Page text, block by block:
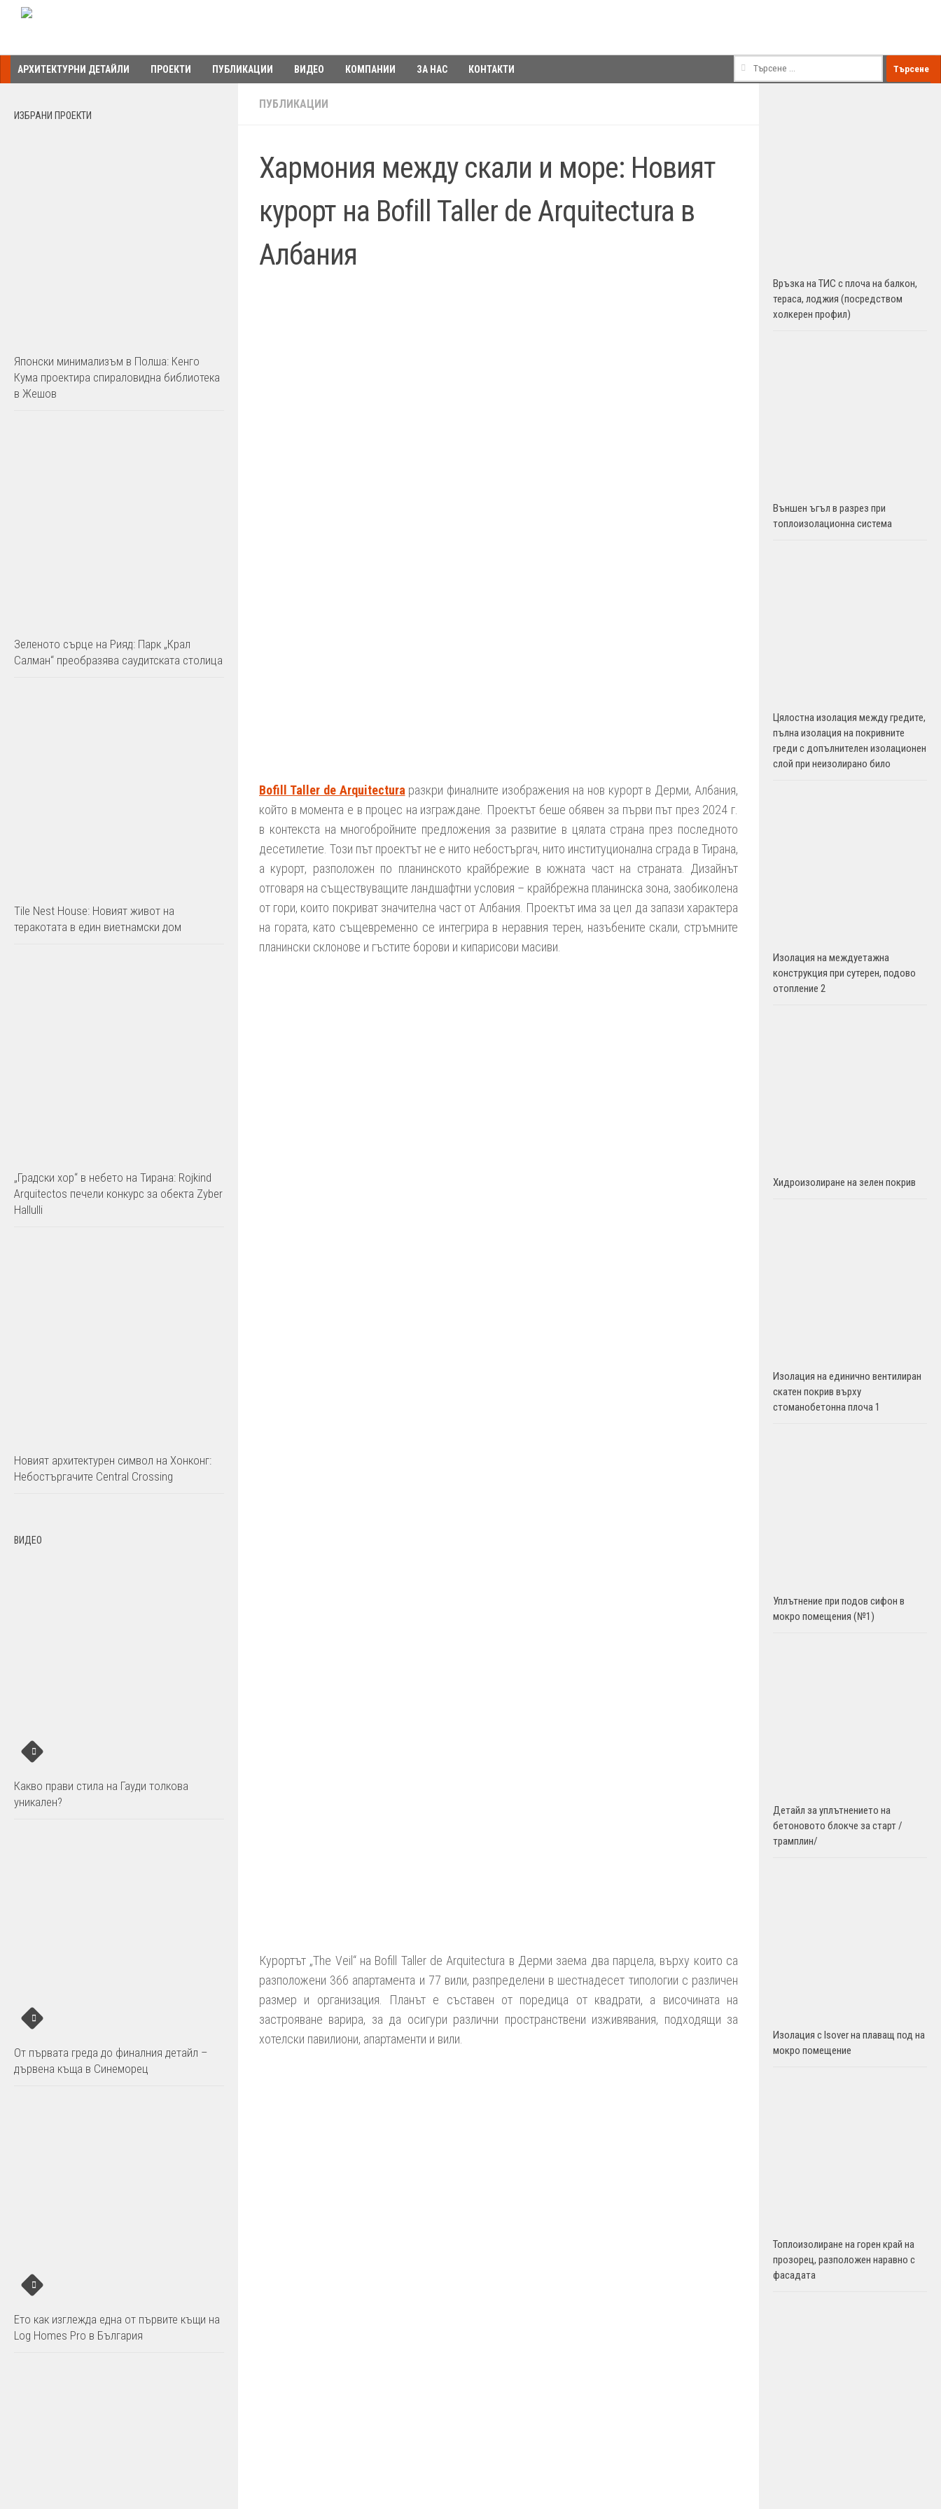
Към съдържанието
АРХИТЕКТУРНИ ДЕТАЙЛИ ПРОЕКТИ ПУБЛИКАЦИИ ВИДЕО КОМПАНИИ ЗА НАС КОНТАКТИ
Търсене
за:
ПУБЛИКАЦИИ
Хармония между скали и море: Новият
курорт на Bofill Taller de Arquitectura в
Албания
Bofill Taller de Arquitectura разкри финалните изображения на нов курорт в Дерми, Албания,
който в момента е в процес на изграждане. Проектът беше обявен за първи път през 2024 г.
в контекста на многобройните предложения за развитие в цялата страна през последното
десетилетие. Този път проектът не е нито небостъргач, нито институционална сграда в Тирана,
а курорт, разположен по планинското крайбрежие в южната част на страната. Дизайнът
отговаря на съществуващите ландшафтни условия – крайбрежна планинска зона, заобиколена
от гори, които покриват значителна част от Албания. Проектът има за цел да запази характера
на гората, като същевременно се интегрира в неравния терен, назъбените скали, стръмните
планински склонове и гъстите борови и кипарисови масиви.
Курортът „The Veil“на Bofill Taller de Arquitectura в Дерми заема два парцела, върху които са
разположени 366 апартамента и 77 вили, разпределени в шестнадесет типологии с различен
размер и организация. Планът е съставен от поредица от квадрати, а височината на
застрояване варира, за да осигури различни пространствени изживявания, подходящи за
хотелски павилиони, апартаменти и вили.
ИЗБРАНИ ПРОЕКТИ
Японски минимализъм в Полша: Кенго
Кума проектира спираловидна библиотека
в Жешов
Зеленото сърце на Рияд: Парк „Крал
Салман“ преобразява саудитската столица
Tile Nest House: Новият живот на
теракотата в един виетнамски дом
„Градски хор“ в небето на Тирана: Rojkind
Arquitectos печели конкурс за обекта Zyber
Hallulli
Новият архитектурен символ на Хонконг:
Небостъргачите Central Crossing
ВИДЕО
Какво прави стила на Гауди толкова
уникален?
От първата греда до финалния детайл –
дървена къща в Синеморец
Ето как изглежда една от първите къщи на
Log Homes Pro в България
Връзка на ТИС с плоча на балкон,
тераса, лоджия (посредством
холкерен профил)
Външен ъгъл в разрез при
топлоизолационна система
Цялостна изолация между гредите,
пълна изолация на покривните
греди с допълнителен изолационен
слой при неизолирано било
Изолация на междуетажна
конструкция при сутерен, подово
отопление 2
Хидроизолиране на зелен покрив
Изолация на единично вентилиран
скатен покрив върху
стоманобетонна плоча 1
Уплътнение при подов сифон в
мокро помещения (№1)
Детайл за уплътнението на
бетоновото блокче за старт /
трамплин/
Изолация с Isover на плаващ под на
мокро помещение
Топлоизолиране на горен край на
прозорец, разположен наравно с
фасадата